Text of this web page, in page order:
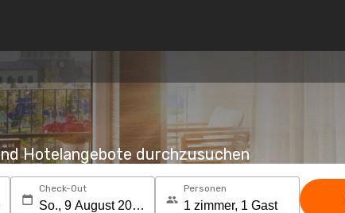
Hotelangebote durchzusuchen
Check-Out Personen